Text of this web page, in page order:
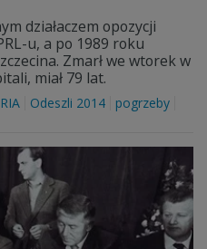
działaczem opozycji
u, a po 1989 roku
Zmarł we wtorek w
miał 79 lat.
Odeszli 2014
pogrzeby